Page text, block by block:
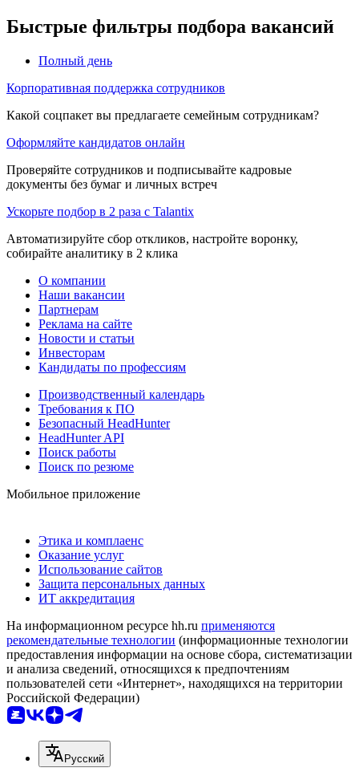
Быстрые фильтры подбора вакансий
Полный день
Корпоративная поддержка сотрудников
Какой соцпакет вы предлагаете семейным сотрудникам?
Оформляйте кандидатов онлайн
Проверяйте сотрудников и подписывайте кадровые
документы без бумаг и личных встреч
Ускорьте подбор в 2 раза с Talantix
Автоматизируйте сбор откликов, настройте воронку,
собирайте аналитику в 2 клика
О компании
Наши вакансии
Партнерам
Реклама на сайте
Новости и статьи
Инвесторам
Кандидаты по профессиям
Производственный календарь
Требования к ПО
Безопасный HeadHunter
HeadHunter API
Поиск работы
Поиск по резюме
Мобильное приложение
Этика и комплаенс
Оказание услуг
Использование сайтов
Защита персональных данных
ИТ аккредитация
На информационном ресурсе hh.ru применяются
рекомендательные технологии (информационные технологии
предоставления информации на основе сбора, систематизации
и анализа сведений, относящихся к предпочтениям
пользователей сети «Интернет», находящихся на территории
Российской Федерации)
Русский